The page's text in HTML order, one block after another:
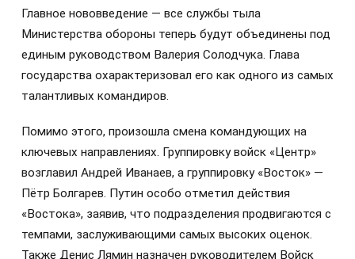
Главное нововведение — все службы тыла
Министерства обороны теперь будут объединены под
единым руководством Валерия Солодчука. Глава
государства охарактеризовал его как одного из самых
талантливых командиров.
Помимо этого, произошла смена командующих на
ключевых направлениях. Группировку войск «Центр»
возглавил Андрей Иванаев, а группировку «Восток» —
Пётр Болгарев. Путин особо отметил действия
«Востока», заявив, что подразделения продвигаются с
темпами, заслуживающими самых высоких оценок.
Также Денис Лямин назначен руководителем Войск